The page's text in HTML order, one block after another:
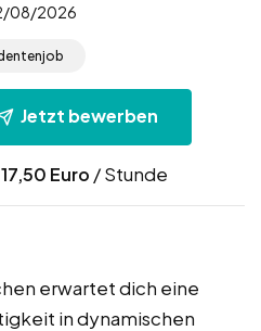
08/2026
Jetzt bewerben
17,50 Euro / Stunde
erwartet dich eine
in dynamischen